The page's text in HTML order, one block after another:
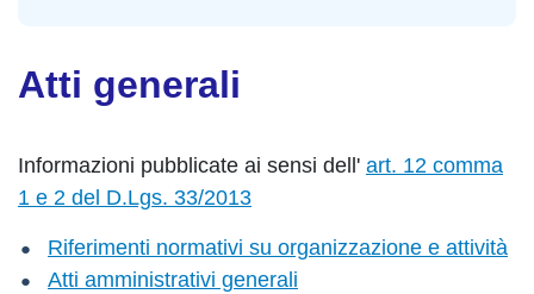
Atti generali
Informazioni pubblicate ai sensi dell' art. 12 comma
1 e 2 del D.Lgs. 33/2013
Riferimenti normativi su organizzazione e attività
Atti amministrativi generali